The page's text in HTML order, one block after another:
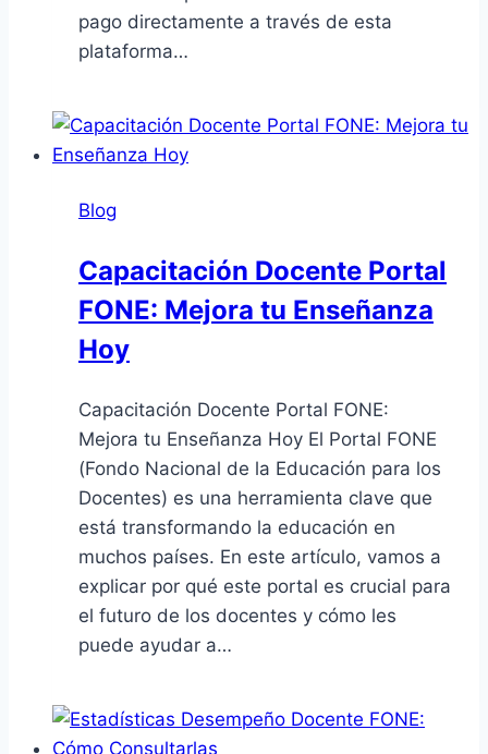
pago directamente a través de esta
plataforma…
Blog
Capacitación Docente Portal
FONE: Mejora tu Enseñanza
Hoy
Capacitación Docente Portal FONE:
Mejora tu Enseñanza Hoy El Portal FONE
(Fondo Nacional de la Educación para los
Docentes) es una herramienta clave que
está transformando la educación en
muchos países. En este artículo, vamos a
explicar por qué este portal es crucial para
el futuro de los docentes y cómo les
puede ayudar a…